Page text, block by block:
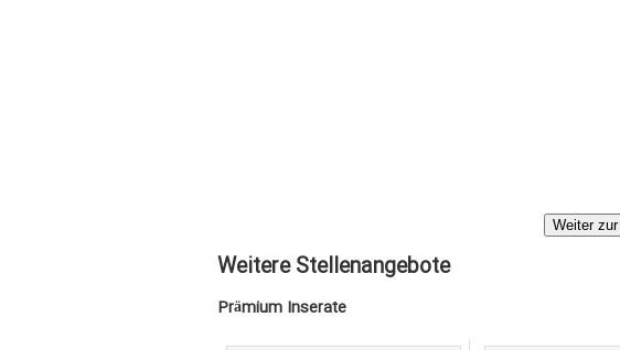
Weiter
Weitere Stellenangebote
Prämium Inserate